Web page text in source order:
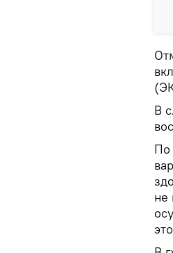
В
По
не